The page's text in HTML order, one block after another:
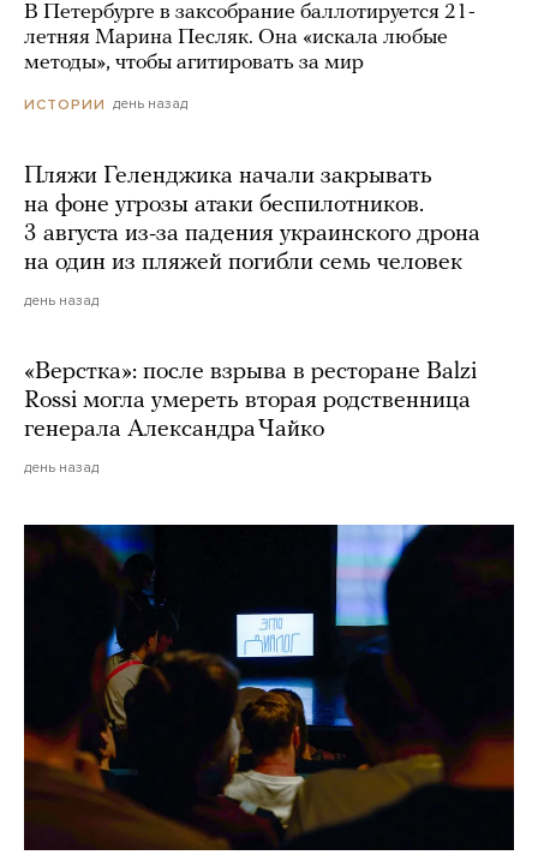
В Петербурге в заксобрание баллотируется 21-
летняя Марина Песляк. Она «искала любые
методы», чтобы агитировать за мир
ИСТОРИИ день назад
Пляжи Геленджика начали закрывать
на фоне угрозы атаки беспилотников.
3 августа из-за падения украинского дрона
на один из пляжей погибли семь человек
день назад
«Верстка»: после взрыва в ресторане Balzi
Rossi могла умереть вторая родственница
генерала Александра Чайко
день назад